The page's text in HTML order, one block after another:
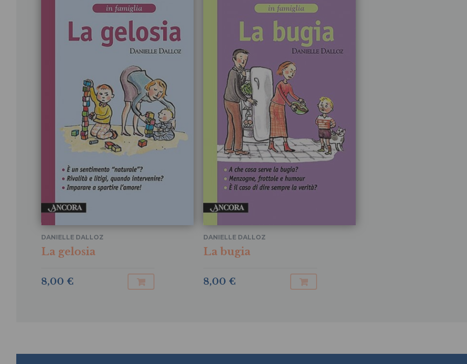
La gelosia
DANIELLE DALLOZ
8,00 €
La bugia
DANIELLE DALLOZ
8,00 €